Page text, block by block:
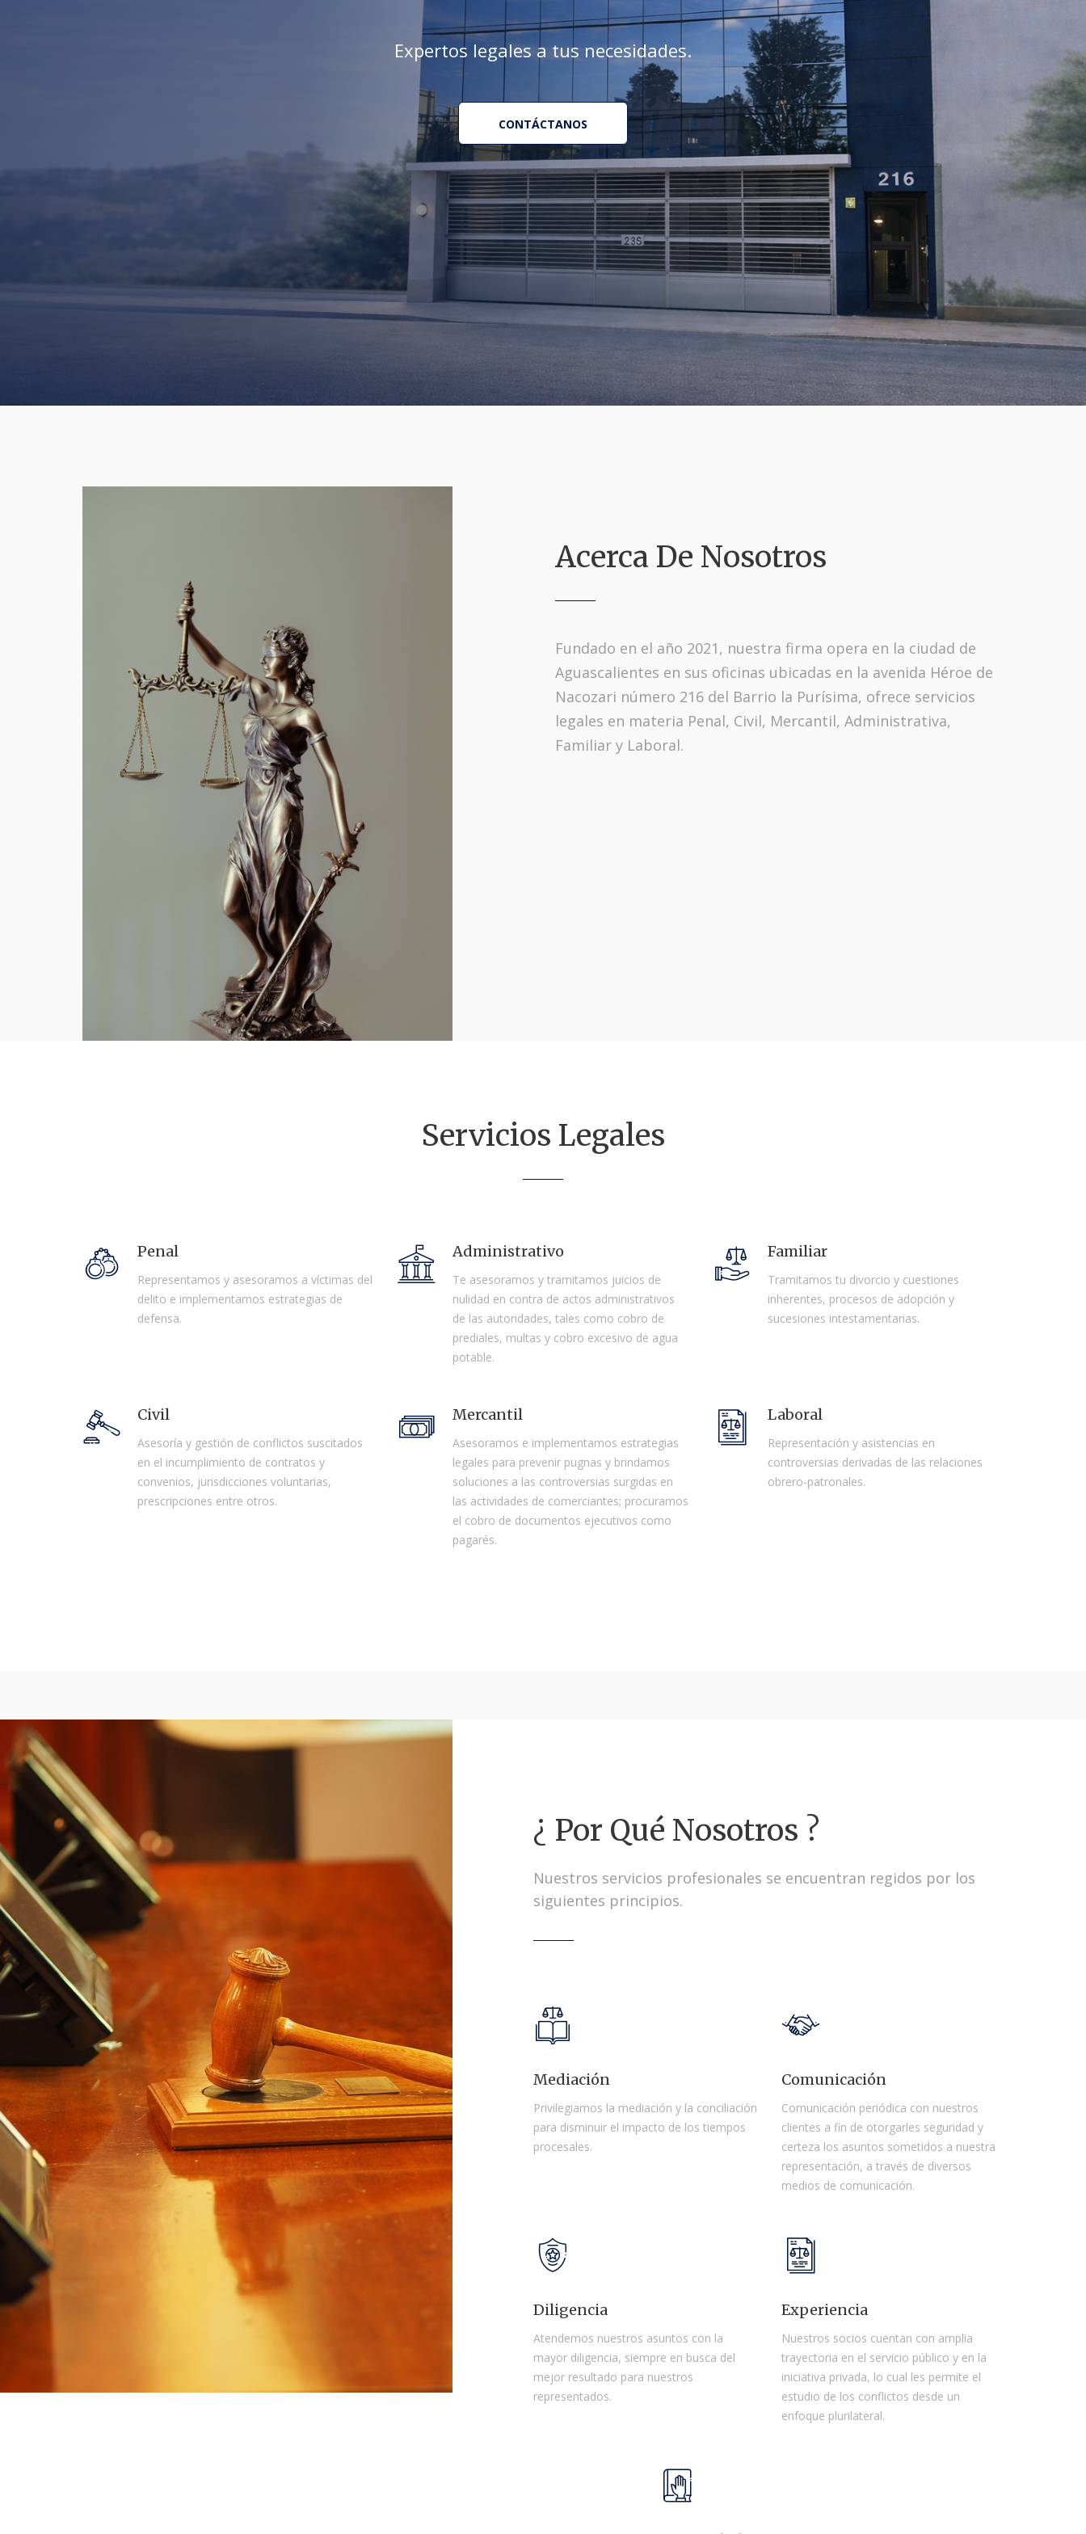
Expertos legales a tus necesidades.
CONTÁCTANOS
Acerca De Nosotros
Fundado en el año 2021, nuestra firma opera en la ciudad de
Aguascalientes en sus oficinas ubicadas en la avenida Héroe de
Nacozari número 216 del Barrio la Purísima, ofrece servicios
legales en materia Penal, Civil, Mercantil, Administrativa,
Familiar y Laboral.
Servicios Legales
Penal
Representamos y asesoramos a víctimas del
delito e implementamos estrategias de
defensa.
Administrativo
Te asesoramos y tramitamos juicios de
nulidad en contra de actos administrativos
de las autoridades, tales como cobro de
prediales, multas y cobro excesivo de agua
potable.
Familiar
Tramitamos tu divorcio y cuestiones
inherentes, procesos de adopción y
sucesiones intestamentarias.
Civil
Asesoría y gestión de conflictos suscitados
en el incumplimiento de contratos y
convenios, jurisdicciones voluntarias,
prescripciones entre otros.
Mercantil
Asesoramos e implementamos estrategias
legales para prevenir pugnas y brindamos
soluciones a las controversias surgidas en
las actividades de comerciantes; procuramos
el cobro de documentos ejecutivos como
pagarés.
Laboral
Representación y asistencias en
controversias derivadas de las relaciones
obrero-patronales.
¿ Por Qué Nosotros ?
Nuestros servicios profesionales se encuentran regidos por los
siguientes principios.
Mediación
Privilegiamos la mediación y la conciliación
para disminuir el impacto de los tiempos
procesales.
Comunicación
Comunicación periódica con nuestros
clientes a fin de otorgarles seguridad y
certeza los asuntos sometidos a nuestra
representación, a través de diversos
medios de comunicación.
Diligencia
Atendemos nuestros asuntos con la
mayor diligencia, siempre en busca del
mejor resultado para nuestros
representados.
Experiencia
Nuestros socios cuentan con amplia
trayectoria en el servicio público y en la
iniciativa privada, lo cual les permite el
estudio de los conflictos desde un
enfoque plurilateral.